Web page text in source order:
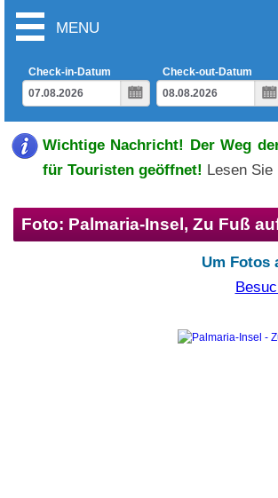
MENU
Check-in-Datum
Check-out-Datum
Wichtige Nachricht! Der Weg
für Touristen geöffnet! Lesen
Foto: Palmaria-Insel, Zu Fuß
Um Fotos